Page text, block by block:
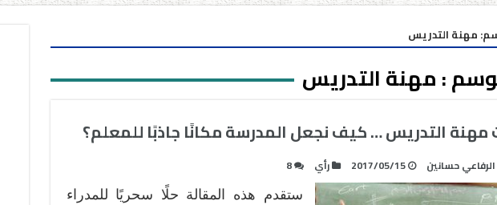
مهنة التدريس
:مهنة التدريس
التدريس … كيف نجعل المدرسة مكانًا جاذبًا للمعلم؟
حسانين 2017/05/15 رأي 8
ستقدم هذه المقالة حلًا سحريًا للمدراء